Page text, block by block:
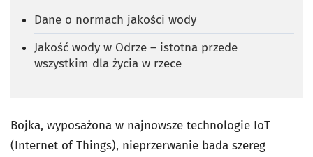
Dane o normach jakości wody
Jakość wody w Odrze – istotna przede
wszystkim dla życia w rzece
Bojka, wyposażona w najnowsze technologie IoT
(Internet of Things), nieprzerwanie bada szereg